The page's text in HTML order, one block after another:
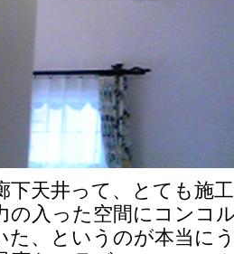
下天井って、とても施
の入った空間にコンコ
た、というのが本当に